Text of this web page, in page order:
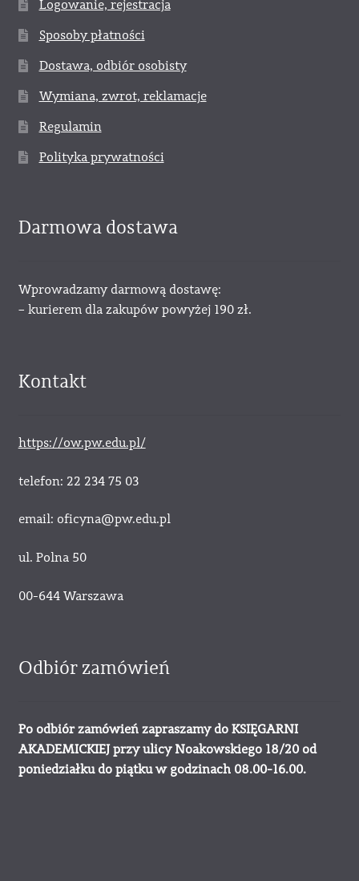
Logowanie, rejestracja
Sposoby płatności
Dostawa, odbiór osobisty
Wymiana, zwrot, reklamacje
Regulamin
Polityka prywatności
Darmowa dostawa
Wprowadzamy darmową dostawę:
– kurierem dla zakupów powyżej 190 zł.
Kontakt
https://ow.pw.edu.pl/
telefon: 22 234 75 03
email: oficyna@pw.edu.pl
ul. Polna 50
00-644 Warszawa
Odbiór zamówień
Po odbiór zamówień zapraszamy do KSIĘGARNI
AKADEMICKIEJ przy ulicy Noakowskiego 18/20 od
poniedziałku do piątku w godzinach 08.00-16.00.